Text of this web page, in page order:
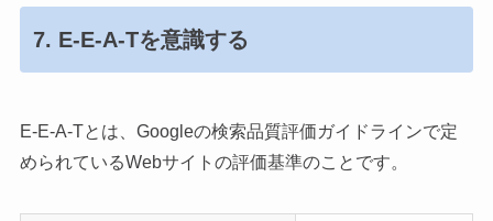
7. E-E-A-Tを意識する
E-E-A-Tとは、Googleの検索品質評価ガイドラインで定
められているWebサイトの評価基準のことです。